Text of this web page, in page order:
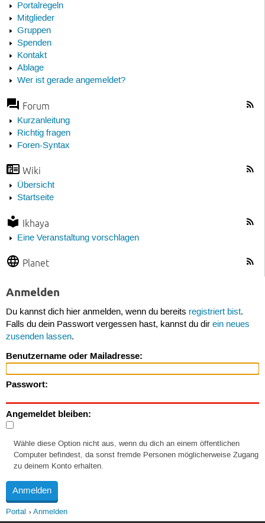
Portalregeln
Mitglieder
Gruppen
Spenden
Kontakt
Ablage
Wer ist gerade angemeldet?
Forum
Kurzanleitung
Richtig fragen
Foren-Syntax
Wiki
Übersicht
Startseite
Ikhaya
Eine Veranstaltung vorschlagen
Planet
Anmelden
Du kannst dich hier anmelden, wenn du bereits registriert bist.
Falls du dein Passwort vergessen hast, kannst du dir ein neues
zusenden lassen.
Benutzername oder Mailadresse:
Passwort:
Angemeldet bleiben:
Wähle diese Option nicht aus, wenn du dich an einem öffentlichen
Computer befindest, da sonst fremde Personen möglicherweise Zugang
zu deinem Konto erhalten.
Portal Anmelden